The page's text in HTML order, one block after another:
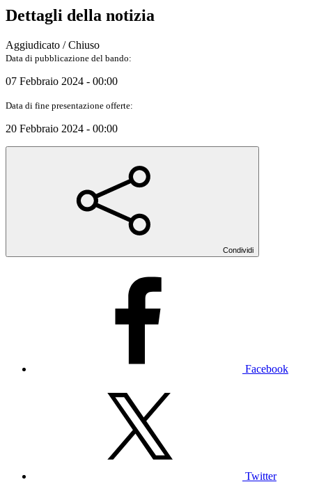
Dettagli della notizia
Aggiudicato / Chiuso
Data di pubblicazione del bando:
07 Febbraio 2024 - 00:00
Data di fine presentazione offerte:
20 Febbraio 2024 - 00:00
Condividi
Facebook
Twitter